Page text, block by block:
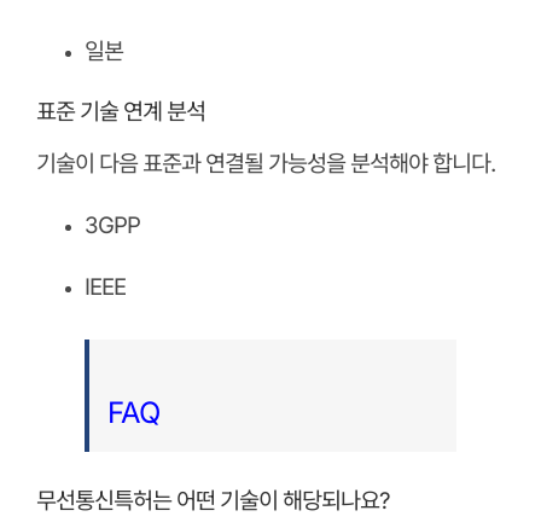
일본
표준 기술 연계 분석
기술이 다음 표준과 연결될 가능성을 분석해야 합니다.
3GPP
IEEE
FAQ
무선통신특허는 어떤 기술이 해당되나요?